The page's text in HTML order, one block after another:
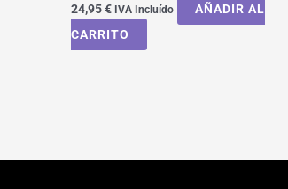
24,95€ IVA Incluído
AÑADIR AL
CARRITO